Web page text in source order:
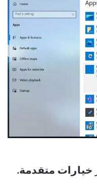
خيارات متقدمة.